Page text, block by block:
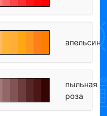
апельсин
пыльная
роза